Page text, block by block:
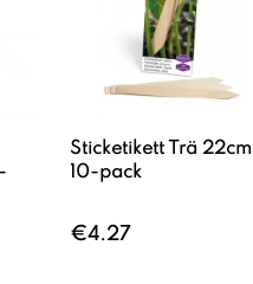
Sticketikett Trä 22cm
10-pack
€4.27